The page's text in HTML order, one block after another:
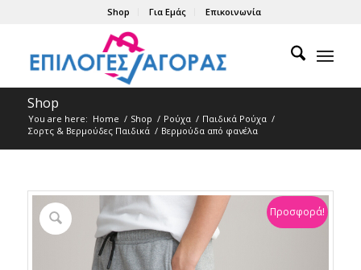
Shop Για Εμάς Επικοινωνία
Shop
You are here: Home / Shop / Ρούχα / Παιδικά Ρούχα /
Σορτς & Βερμούδες Παιδικά / Βερμούδα από φανέλα
Προσφορά!